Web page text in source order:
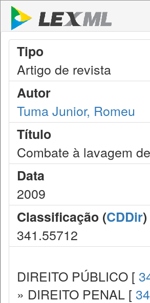
Tipo
Artigo de revista
Autor
Tuma Junior, Romeu
Título
Combate à lavagem
Data
2009
Classificação (CDDir)
341.55712
DIREITO PÚBLICO [
» DIREITO PENAL [